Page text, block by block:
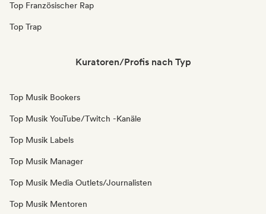
Top Französischer Rap
Top Trap
Kuratoren/Profis nach Typ
Top Musik Bookers
Top Musik YouTube/Twitch -Kanäle
Top Musik Labels
Top Musik Manager
Top Musik Media Outlets/Journalisten
Top Musik Mentoren